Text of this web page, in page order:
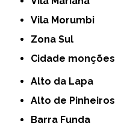
Vila Morumbi
Zona Sul
cidade monções
Alto da Lapa
Alto de Pinheiros
Barra Funda